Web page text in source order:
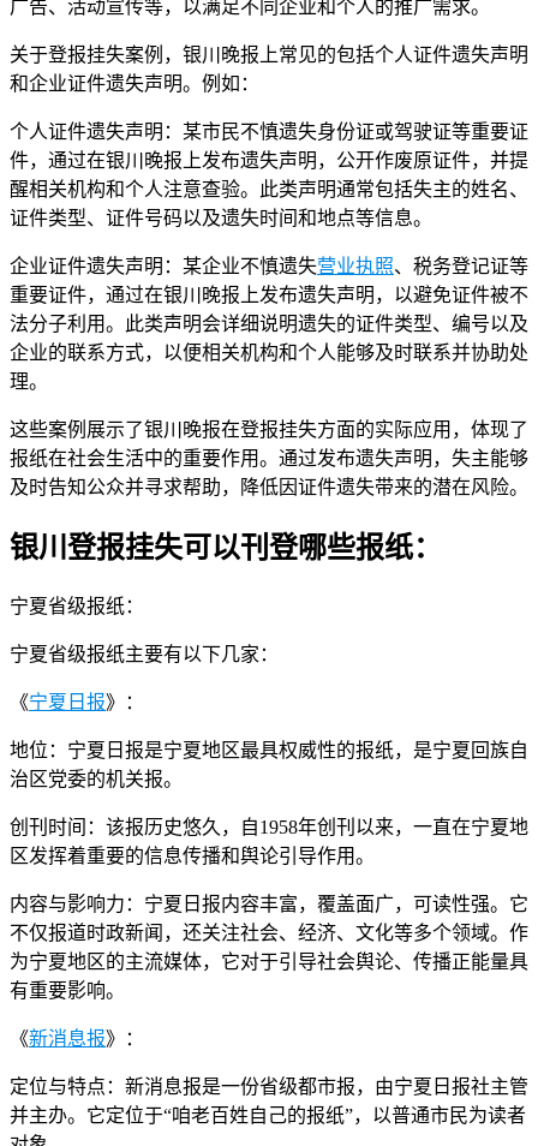
广告、活动宣传等，以满足不同企业和个人的推广需求。
关于登报挂失案例，银川晚报上常见的包括个人证件遗失声明
和企业证件遗失声明。例如：
个人证件遗失声明：某市民不慎遗失身份证或驾驶证等重要证
件，通过在银川晚报上发布遗失声明，公开作废原证件，并提
醒相关机构和个人注意查验。此类声明通常包括失主的姓名、
证件类型、证件号码以及遗失时间和地点等信息。
企业证件遗失声明：某企业不慎遗失营业执照、税务登记证等
重要证件，通过在银川晚报上发布遗失声明，以避免证件被不
法分子利用。此类声明会详细说明遗失的证件类型、编号以及
企业的联系方式，以便相关机构和个人能够及时联系并协助处
理。
这些案例展示了银川晚报在登报挂失方面的实际应用，体现了
报纸在社会生活中的重要作用。通过发布遗失声明，失主能够
及时告知公众并寻求帮助，降低因证件遗失带来的潜在风险。
银川登报挂失可以刊登哪些报纸：
宁夏省级报纸：
宁夏省级报纸主要有以下几家：
《宁夏日报》：
地位：宁夏日报是宁夏地区最具权威性的报纸，是宁夏回族自
治区党委的机关报。
创刊时间：该报历史悠久，自1958年创刊以来，一直在宁夏地
区发挥着重要的信息传播和舆论引导作用。
内容与影响力：宁夏日报内容丰富，覆盖面广，可读性强。它
不仅报道时政新闻，还关注社会、经济、文化等多个领域。作
为宁夏地区的主流媒体，它对于引导社会舆论、传播正能量具
有重要影响。
《新消息报》：
定位与特点：新消息报是一份省级都市报，由宁夏日报社主管
并主办。它定位于“咱老百姓自己的报纸”，以普通市民为读者